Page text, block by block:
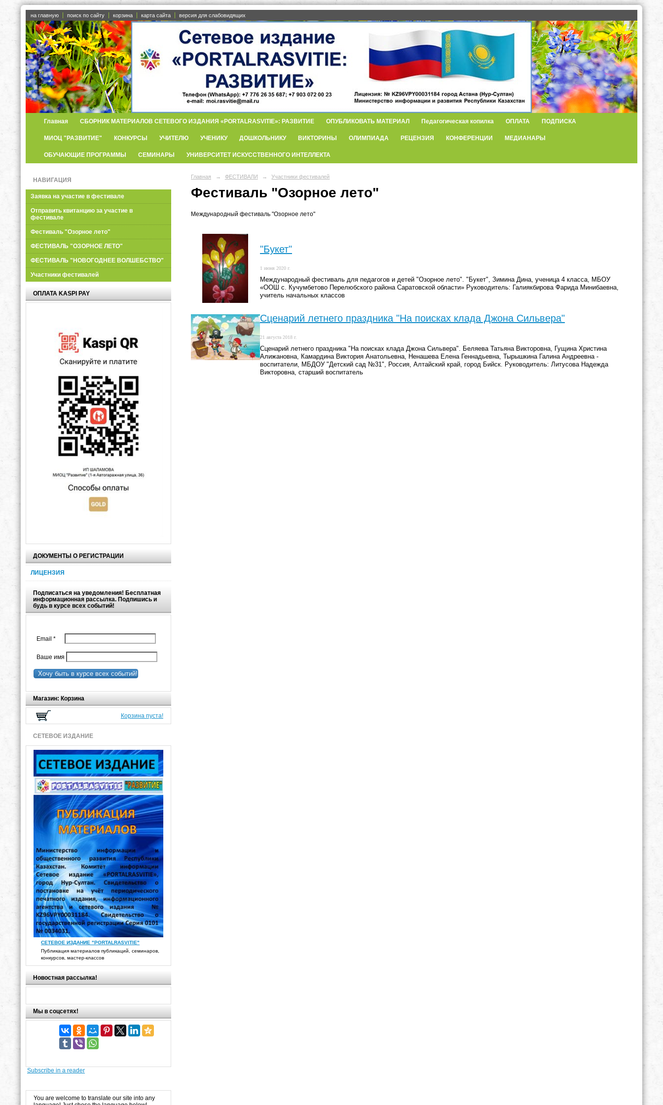
на главную поиск по сайту корзина карта сайта версия для слабовидящих
Главная СБОРНИК МАТЕРИАЛОВ СЕТЕВОГО ИЗДАНИЯ «PORTALRASVITIE»: РАЗВИТИЕ ОПУБЛИКОВАТЬ МАТЕРИАЛ Педагогическая копилка ОПЛАТА ПОДПИСКА
МИОЦ "РАЗВИТИЕ" КОНКУРСЫ УЧИТЕЛЮ УЧЕНИКУ ДОШКОЛЬНИКУ ВИКТОРИНЫ ОЛИМПИАДА РЕЦЕНЗИЯ КОНФЕРЕНЦИИ МЕДИАНАРЫ
ОБУЧАЮЩИЕ ПРОГРАММЫ СЕМИНАРЫ УНИВЕРСИТЕТ ИСКУССТВЕННОГО ИНТЕЛЛЕКТА
НАВИГАЦИЯ
Заявка на участие в фестивале
Отправить квитанцию за участие в
фестивале
Фестиваль "Озорное лето"
ФЕСТИВАЛЬ "ОЗОРНОЕ ЛЕТО"
ФЕСТИВАЛЬ "НОВОГОДНЕЕ ВОЛШЕБСТВО"
Участники фестивалей
ОПЛАТА KASPI PAY
ДОКУМЕНТЫ О РЕГИСТРАЦИИ
ЛИЦЕНЗИЯ
Подписаться на уведомления! Бесплатная
информационная рассылка. Подпишись и
будь в курсе всех событий!
Email *
Ваше имя
Хочу быть в курсе всех событий!
Магазин: Корзина
Корзина пуста!
СЕТЕВОЕ ИЗДАНИЕ
СЕТЕВОЕ ИЗДАНИЕ "PORTALRASVITIE"
Публикация материалов публикаций, семинаров,
конкурсов, мастер-классов
Новостная рассылка!
Мы в соцсетях!
Subscribe in a reader
You are welcome to translate our site into any
Главная → ФЕСТИВАЛИ → Участники фестивалей
Фестиваль "Озорное лето"
Международный фестиваль "Озорное лето"
"Букет"
1 июня 2020 г.
Международный фестиваль для педагогов и детей "Озорное лето". "Букет", Зимина Дина, ученица 4 класса, МБОУ
«ООШ с. Кучумбетово Перелюбского района Саратовской области» Руководитель: Галиякбирова Фарида Минибаевна,
учитель начальных классов
Сценарий летнего праздника "На поисках клада Джона Сильвера"
21 августа 2018 г.
Сценарий летнего праздника "На поисках клада Джона Сильвера". Беляева Татьяна Викторовна, Гущина Христина
Алижановна, Камардина Виктория Анатольевна, Ненашева Елена Геннадьевна, Тырышкина Галина Андреевна -
воспитатели, МБДОУ "Детский сад №31", Россия, Алтайский край, город Бийск. Руководитель: Литусова Надежда
Викторовна, старший воспитатель